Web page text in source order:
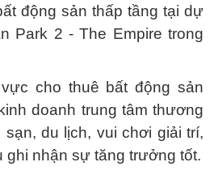
động sản thấp tầng tại dự
Park 2 - The Empire trong
cho thuê bất động sản
doanh trung tâm thương
sạn, du lịch, vui chơi giải trí,
ghi nhận sự tăng trưởng tốt.